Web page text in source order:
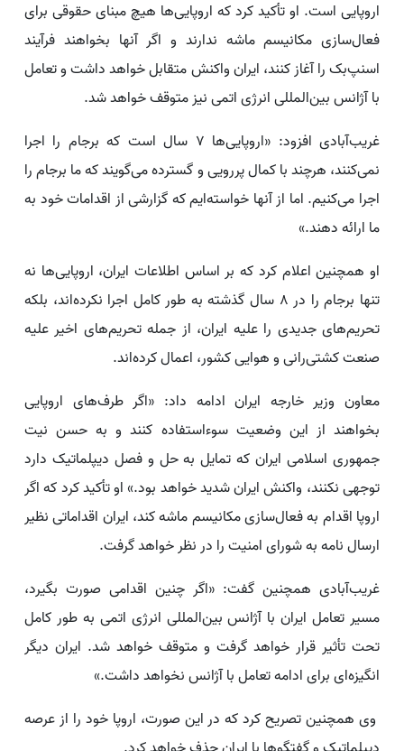
اروپایی است. او تأکید کرد که اروپایی‌ها هیچ مبنای حقوقی برای
فعال‌سازی مکانیسم ماشه ندارند و اگر آنها بخواهند فرآیند
اسنپ‌بک را آغاز کنند، ایران واکنش متقابل خواهد داشت و تعامل
با آژانس بین‌المللی انرژی اتمی نیز متوقف خواهد شد.
غریب‌آبادی افزود: «اروپایی‌ها ۷ سال است که برجام را اجرا
نمی‌کنند، هرچند با کمال پررویی و گسترده می‌گویند که ما برجام را
اجرا می‌کنیم. اما از آنها خواسته‌ایم که گزارشی از اقدامات خود به
ما ارائه دهند.»
او همچنین اعلام کرد که بر اساس اطلاعات ایران، اروپایی‌ها نه
تنها برجام را در ۸ سال گذشته به طور کامل اجرا نکرده‌اند، بلکه
تحریم‌های جدیدی را علیه ایران، از جمله تحریم‌های اخیر علیه
صنعت کشتی‌رانی و هوایی کشور، اعمال کرده‌اند.
معاون وزیر خارجه ایران ادامه داد: «اگر طرف‌های اروپایی
بخواهند از این وضعیت سوءاستفاده کنند و به حسن نیت
جمهوری اسلامی ایران که تمایل به حل و فصل دیپلماتیک دارد
توجهی نکنند، واکنش ایران شدید خواهد بود.» او تأکید کرد که اگر
اروپا اقدام به فعال‌سازی مکانیسم ماشه کند، ایران اقداماتی نظیر
ارسال نامه به شورای امنیت را در نظر خواهد گرفت.
غریب‌آبادی همچنین گفت: «اگر چنین اقدامی صورت بگیرد،
مسیر تعامل ایران با آژانس بین‌المللی انرژی اتمی به طور کامل
تحت تأثیر قرار خواهد گرفت و متوقف خواهد شد. ایران دیگر
انگیزه‌ای برای ادامه تعامل با آژانس نخواهد داشت.»
وی همچنین تصریح کرد که در این صورت، اروپا خود را از عرصه